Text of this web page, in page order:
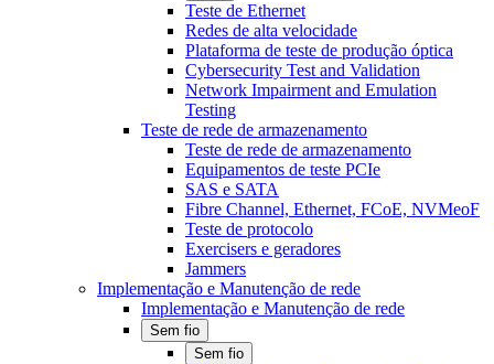
Teste de Ethernet
Redes de alta velocidade
Plataforma de teste de produção óptica
Cybersecurity Test and Validation
Network Impairment and Emulation
Testing
Teste de rede de armazenamento
Teste de rede de armazenamento
Equipamentos de teste PCIe
SAS e SATA
Fibre Channel, Ethernet, FCoE, NVMeoF
Teste de protocolo
Exercisers e geradores
Jammers
Implementação e Manutenção de rede
Implementação e Manutenção de rede
Sem fio
Sem fio